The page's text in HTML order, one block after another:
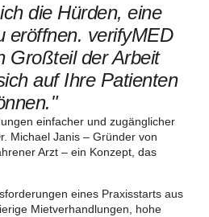
die Hürden, eine
eröffnen. verifyMED
Großteil der Arbeit
auf Ihre Patienten
einfacher und zugänglicher
Michael Janis – Gründer von
Arzt – ein Konzept, das
eines Praxisstarts aus
Mietverhandlungen, hohe